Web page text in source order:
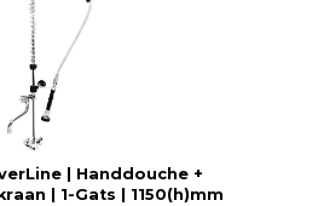
| Handdouche +
| 1-Gats | 1150(h)mm